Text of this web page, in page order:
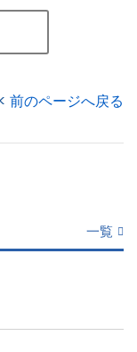
前のページへ戻る
一覧